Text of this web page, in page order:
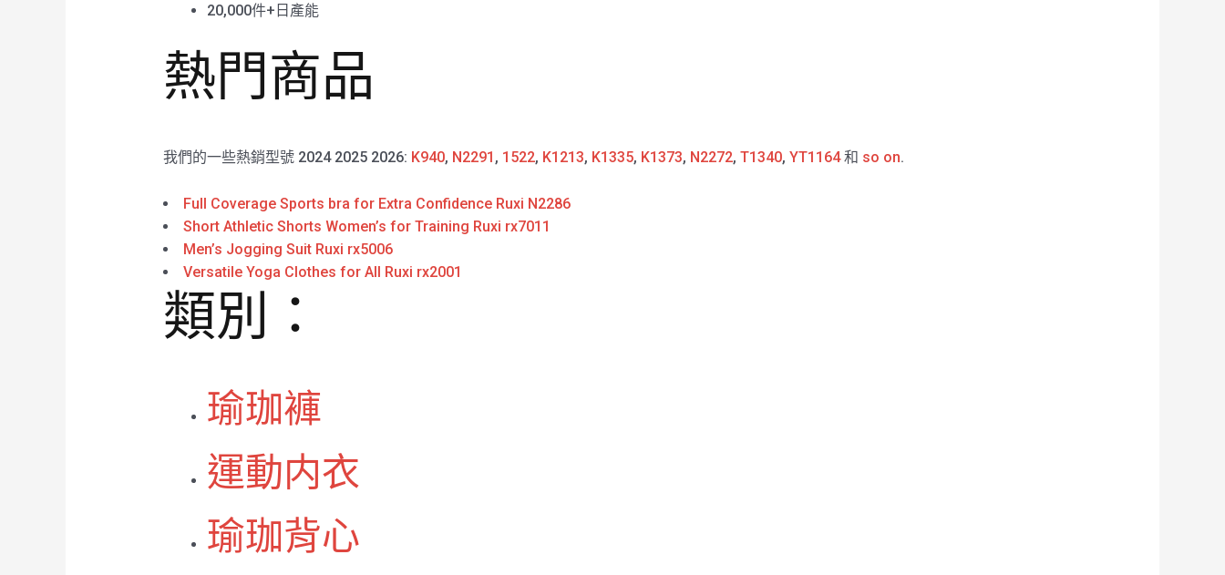
20,000件+日產能
熱門商品
我們的一些熱銷型號 2024 2025 2026: K940, N2291 , 1522, K1213, K1335, K1373, N2272, T1340, YT1164和 so on.
Full Coverage Sports bra for Extra Confidence Ruxi N2286
Short Athletic Shorts Women’s for Training Ruxi rx7011
Men’s Jogging Suit Ruxi rx5006
Versatile Yoga Clothes for All Ruxi rx2001
類別：
瑜珈褲
運動内衣
瑜珈背心